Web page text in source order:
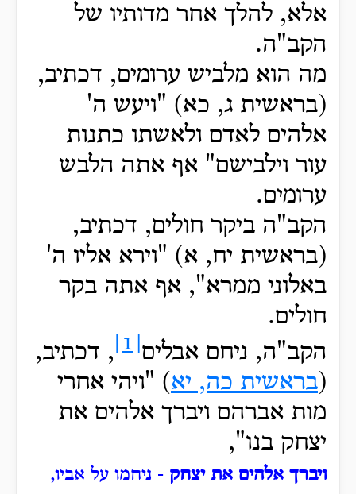
אלא, להלך אחר מדותיו של
הקב"ה.
מה הוא מלביש ערומים, דכתיב,
(בראשית ג, כא) "ויעש ה'
אלהים לאדם ולאשתו כתנות
עור וילבישם" אף אתה הלבש
ערומים.
הקב"ה ביקר חולים, דכתיב,
(בראשית יח, א) "וירא אליו ה'
באלוני ממרא", אף אתה בקר
חולים.
הקב"ה, ניחם אבלים
, דכתיב,
(בראשית כה, יא) "ויהי אחרי
מות אברהם ויברך אלהים את
יצחק בנו",
ויברך אלהים את יצחק - ניחמו על אביו,